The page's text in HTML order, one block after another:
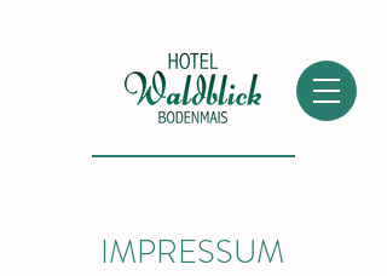
IMPRESSUM